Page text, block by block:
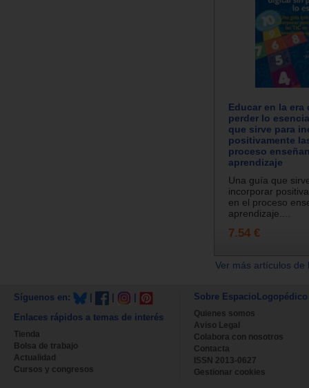
Educar en la
perder lo
que sirve para
positivamente
proceso
aprendizaje
Una guía que
incorporar
en el proceso
aprendizaje....
7.54 €
Ver más artículos
Síguenos en:
Enlaces rápidos a temas de interés
Tienda
Bolsa de trabajo
Actualidad
Cursos y congresos
Sobre EspacioLogopédico
Quienes somos
Aviso Legal
Colabora con nosotros
Contacta
ISSN 2013-0627
Gestionar cookies